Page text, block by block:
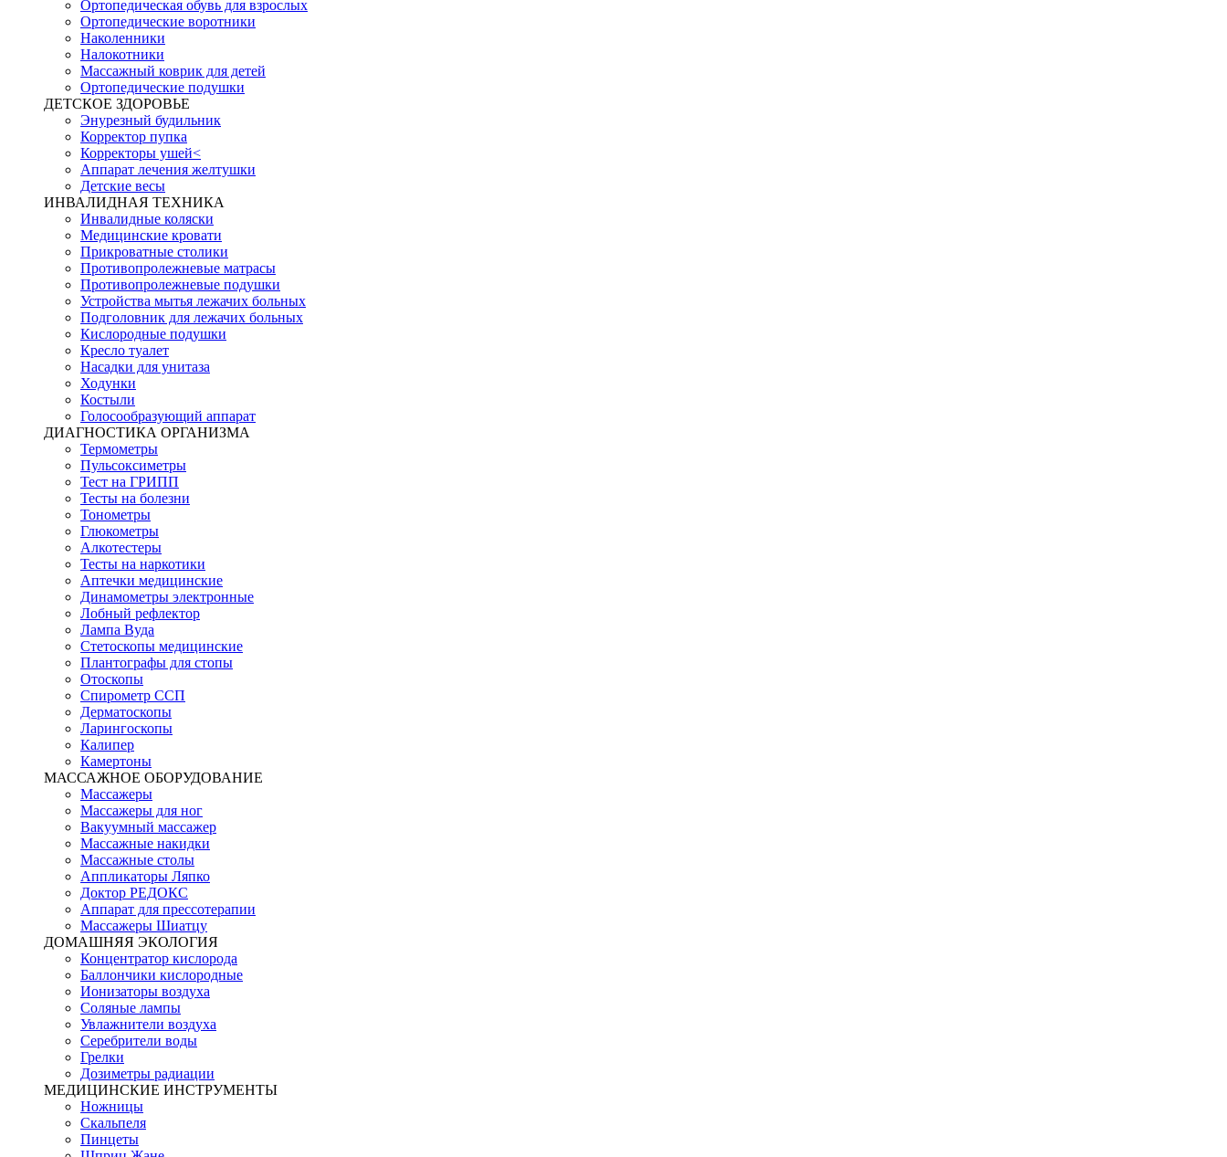
Ортопедическая обувь для взрослых
Ортопедические воротники
Наколенники
Налокотники
Массажный коврик для детей
Ортопедические подушки
ДЕТСКОЕ ЗДОРОВЬЕ
Энурезный будильник
Корректор пупка
Корректоры ушей<
Аппарат лечения желтушки
Детские весы
ИНВАЛИДНАЯ ТЕХНИКА
Инвалидные коляски
Медицинские кровати
Прикроватные столики
Противопролежневые матрасы
Противопролежневые подушки
Устройства мытья лежачих больных
Подголовник для лежачих больных
Кислородные подушки
Кресло туалет
Насадки для унитаза
Ходунки
Костыли
Голосообразующий аппарат
ДИАГНОСТИКА ОРГАНИЗМА
Термометры
Пульсоксиметры
Тест на ГРИПП
Тесты на болезни
Тонометры
Глюкометры
Алкотестеры
Тесты на наркотики
Аптечки медицинские
Динамометры электронные
Лобный рефлектор
Лампа Вуда
Стетоскопы медицинские
Плантографы для стопы
Отоскопы
Спирометр ССП
Дерматоскопы
Ларингоскопы
Калипер
Камертоны
МАССАЖНОЕ ОБОРУДОВАНИЕ
Массажеры
Массажеры для ног
Вакуумный массажер
Массажные накидки
Массажные столы
Аппликаторы Ляпко
Доктор РЕДОКС
Аппарат для прессотерапии
Массажеры Шиатцу
ДОМАШНЯЯ ЭКОЛОГИЯ
Концентратор кислорода
Баллончики кислородные
Ионизаторы воздуха
Соляные лампы
Увлажнители воздуха
Серебрители воды
Грелки
Дозиметры радиации
МЕДИЦИНСКИЕ ИНСТРУМЕНТЫ
Ножницы
Скальпеля
Пинцеты